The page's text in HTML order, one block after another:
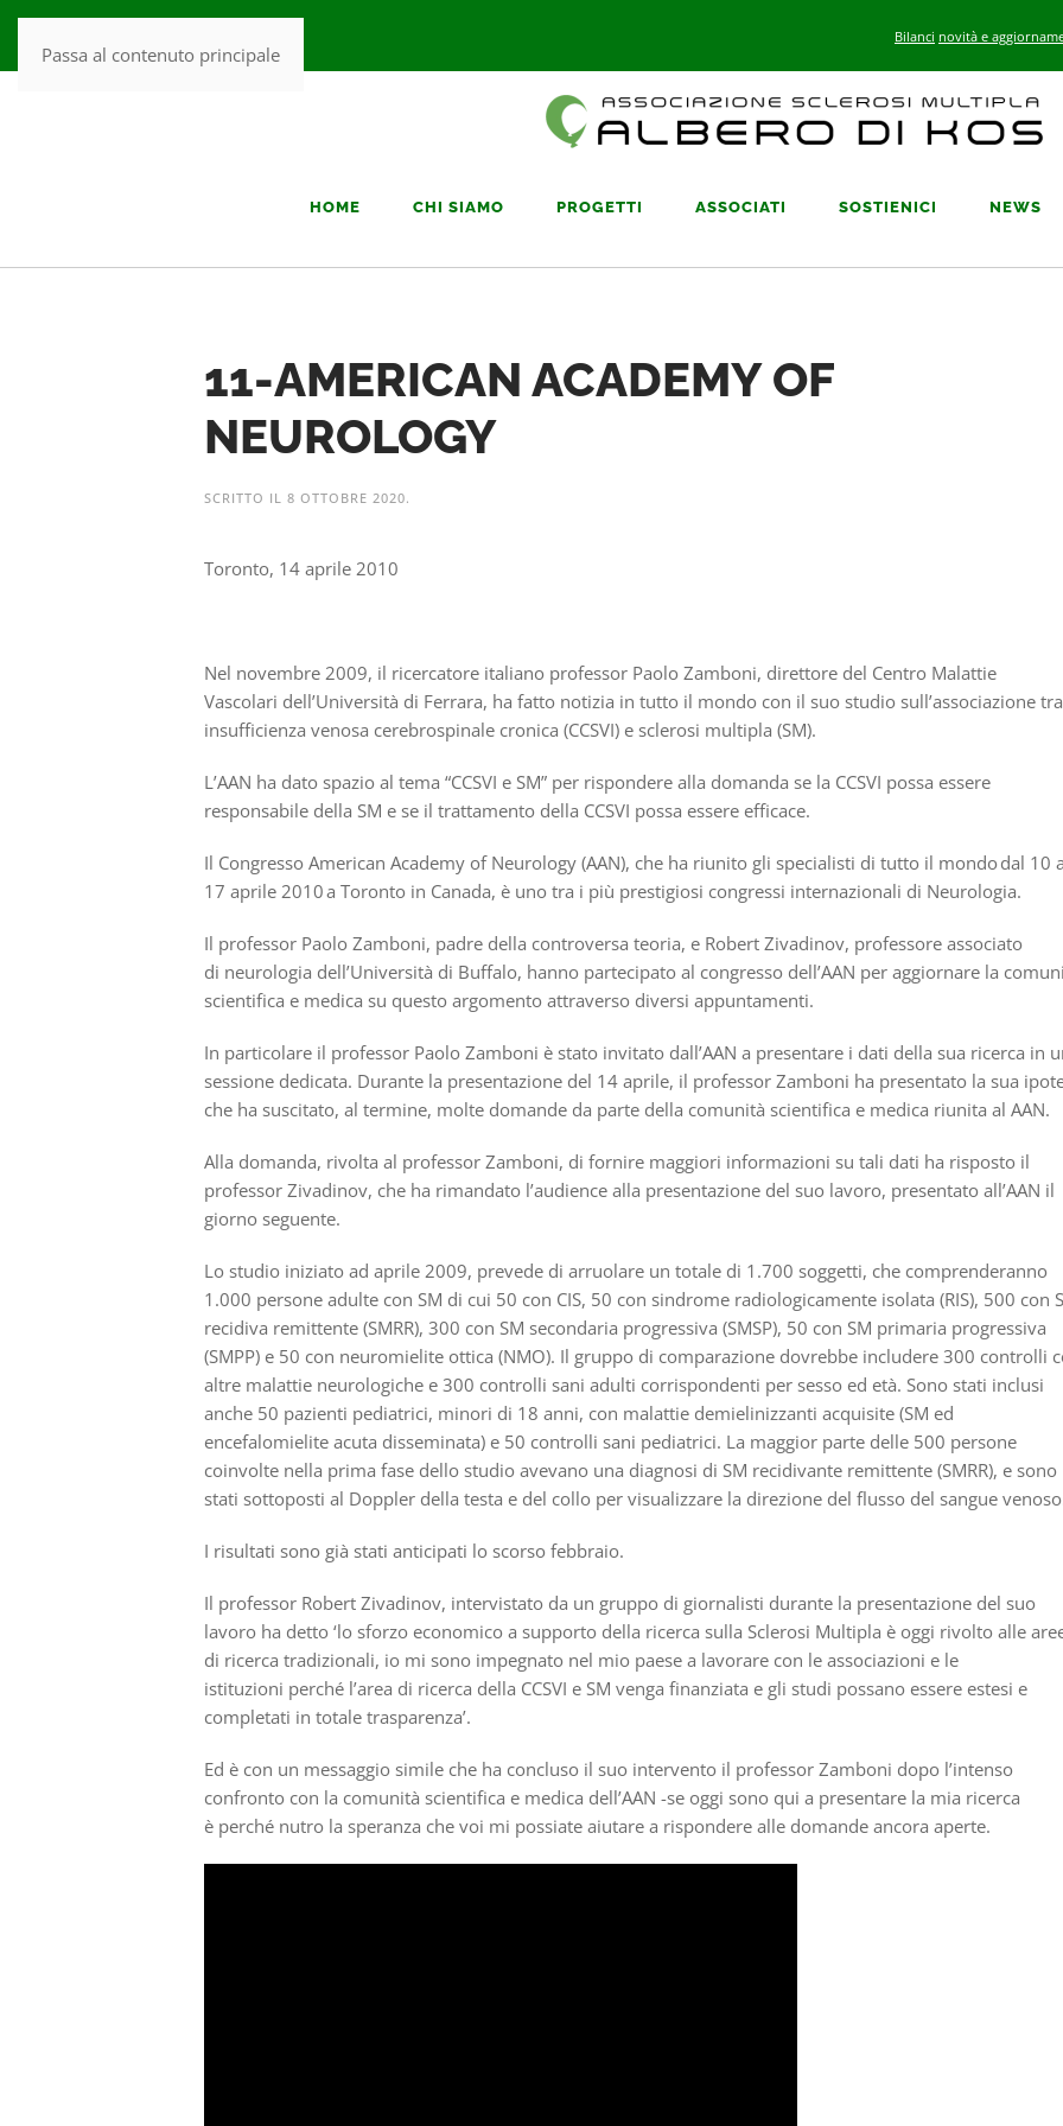
Passa al contenuto principale
Bilanci novità e
HOME CHI SIAMO PROGETTI ASSOCIATI SOSTIENICI NEWS
11-AMERICAN ACADEMY OF
NEUROLOGY
SCRITTO IL 8 OTTOBRE 2020.
Toronto, 14 aprile 2010
Nel novembre 2009, il ricercatore italiano professor Paolo Zamboni, direttore del Centro Malattie
Vascolari dell’Università di Ferrara, ha fatto notizia in tutto il mondo con il suo studio sull’associazione tra
insufficienza venosa cerebrospinale cronica (CCSVI) e sclerosi multipla (SM).
L’AAN ha dato spazio al tema “CCSVI e SM” per rispondere alla domanda se la CCSVI possa essere
responsabile della SM e se il trattamento della CCSVI possa essere efficace.
Il Congresso American Academy of Neurology (AAN), che ha riunito gli specialisti di tutto il mondo dal 10
17 aprile 2010 a Toronto in Canada, è uno tra i più prestigiosi congressi internazionali di Neurologia.
Il professor Paolo Zamboni, padre della controversa teoria, e Robert Zivadinov, professore associato
di neurologia dell’Università di Buffalo, hanno partecipato al congresso dell’AAN per aggiornare la
scientifica e medica su questo argomento attraverso diversi appuntamenti.
In particolare il professor Paolo Zamboni è stato invitato dall’AAN a presentare i dati della sua ricerca in
sessione dedicata. Durante la presentazione del 14 aprile, il professor Zamboni ha presentato la sua
che ha suscitato, al termine, molte domande da parte della comunità scientifica e medica riunita al AAN.
Alla domanda, rivolta al professor Zamboni, di fornire maggiori informazioni su tali dati ha risposto il
professor Zivadinov, che ha rimandato l’audience alla presentazione del suo lavoro, presentato all’AAN il
giorno seguente.
Lo studio iniziato ad aprile 2009, prevede di arruolare un totale di 1.700 soggetti, che comprenderanno
1.000 persone adulte con SM di cui 50 con CIS, 50 con sindrome radiologicamente isolata (RIS), 500 con
recidiva remittente (SMRR), 300 con SM secondaria progressiva (SMSP), 50 con SM primaria progressiva
(SMPP) e 50 con neuromielite ottica (NMO). Il gruppo di comparazione dovrebbe includere 300 controlli
altre malattie neurologiche e 300 controlli sani adulti corrispondenti per sesso ed età. Sono stati inclusi
anche 50 pazienti pediatrici, minori di 18 anni, con malattie demielinizzanti acquisite (SM ed
encefalomielite acuta disseminata) e 50 controlli sani pediatrici. La maggior parte delle 500 persone
coinvolte nella prima fase dello studio avevano una diagnosi di SM recidivante remittente (SMRR), e sono
stati sottoposti al Doppler della testa e del collo per visualizzare la direzione del flusso del sangue
I risultati sono già stati anticipati lo scorso febbraio.
Il professor Robert Zivadinov, intervistato da un gruppo di giornalisti durante la presentazione del suo
lavoro ha detto ‘lo sforzo economico a supporto della ricerca sulla Sclerosi Multipla è oggi rivolto alle
di ricerca tradizionali, io mi sono impegnato nel mio paese a lavorare con le associazioni e le
istituzioni perché l’area di ricerca della CCSVI e SM venga finanziata e gli studi possano essere estesi e
completati in totale trasparenza’.
Ed è con un messaggio simile che ha concluso il suo intervento il professor Zamboni dopo l’intenso
confronto con la comunità scientifica e medica dell’AAN -se oggi sono qui a presentare la mia ricerca
è perché nutro la speranza che voi mi possiate aiutare a rispondere alle domande ancora aperte.